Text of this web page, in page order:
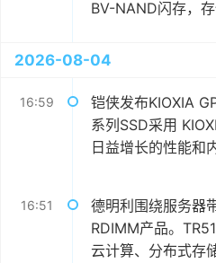
BV-NAND闪存，
2026-08-04
16:59
铠侠发布KIOXIA
系列SSD采用
日益增长的性能和
16:51
德明利围绕服务器
RDIMM产品。
云计算、分布式存